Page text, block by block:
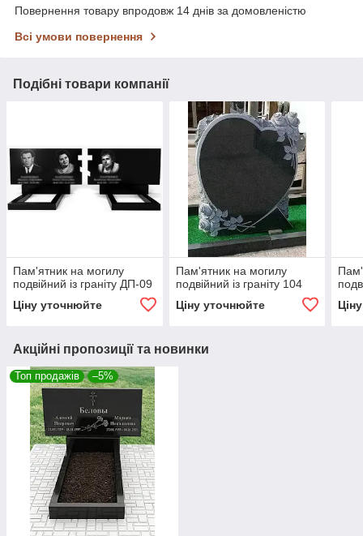
Повернення товару впродовж 14 днів за домовленістю
Всі умови повернення
Подібні товари компанії
Пам'ятник на могилу
подвійний із граніту ДП-09
Ціну уточнюйте
Пам'ятник на могилу
подвійний із граніту 104
Ціну уточнюйте
Акційні пропозиції та новинки
Топ продажів –5%